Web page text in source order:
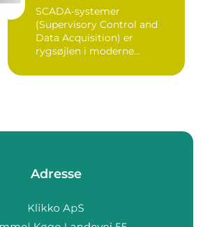
SCADA-systemer
(Supervisory Control and
Data Acquisition) er
rygsøjlen i moderne
Adresse